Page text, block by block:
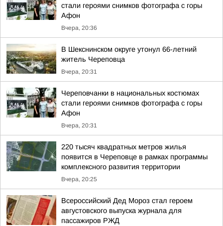
стали героями снимков фотографа с горы
Афон
Вчера, 20:36
В Шекснинском округе утонул 66-летний
житель Череповца
Вчера, 20:31
Череповчанки в национальных костюмах
стали героями снимков фотографа с горы
Афон
Вчера, 20:31
220 тысяч квадратных метров жилья
появится в Череповце в рамках программы
комплексного развития территории
Вчера, 20:25
Всероссийский Дед Мороз стал героем
августовского выпуска журнала для
пассажиров РЖД